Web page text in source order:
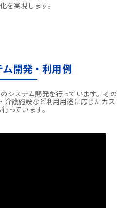
を実現します。
開発・利用例
システム開発を行っています。その
介護施設など利用用途に応じたカス
っています。